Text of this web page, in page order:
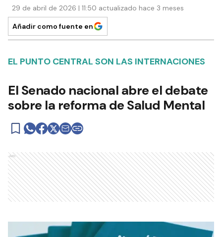
29 de abril de 2026 | 11:50 actualizado hace 3 meses
Añadir como fuente en
EL PUNTO CENTRAL SON LAS INTERNACIONES
El Senado nacional abre el debate
sobre la reforma de Salud Mental
Ads